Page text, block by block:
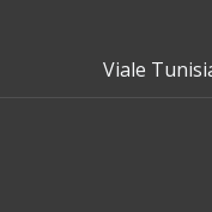
Viale